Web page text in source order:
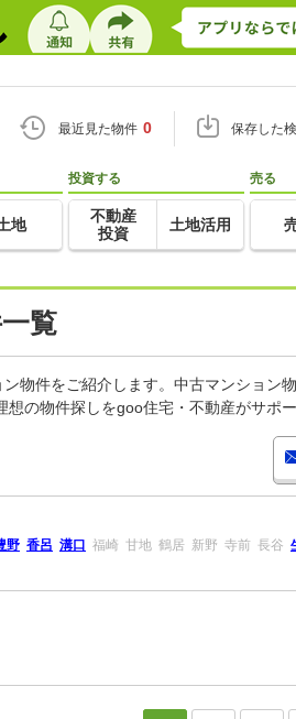
最近見た物件 0 保存した
地
投資する
不動産
投資
土地活用
売る
覧
物件をご紹介します。中古マンション
の物件探しをgoo住宅・不動産がサポー
野 香呂 溝口 福崎 甘地 鶴居 新野 寺前 長谷